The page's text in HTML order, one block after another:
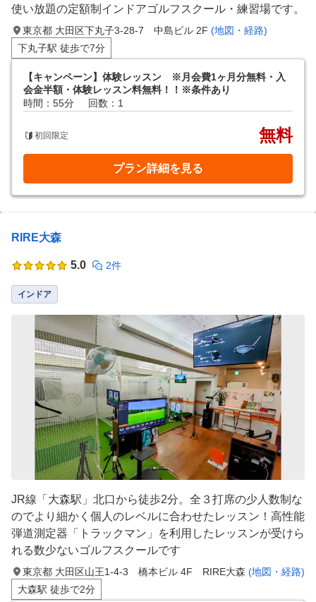
使い放題の定額制インドアゴルフスクール・練習場です。
東京都 大田区下丸子3-28-7 中島ビル 2F (地図・経路)
下丸子駅 徒歩で7分
【キャンペーン】体験レッスン ※月会費1ヶ月分無料・入
会金半額・体験レッスン料無料！！※条件あり
時間：55分
回数：1
初回限定 無料
プラン詳細を見る
RIRE大森
5.0 2件
インドア
JR線「大森駅」北口から徒歩2分。全３打席の少人数制な
のでより細かく個人のレベルに合わせたレッスン！高性能
弾道測定器「トラックマン」を利用したレッスンが受けら
れる数少ないゴルフスクールです
東京都 大田区山王1-4-3 橋本ビル 4F RIRE大森 (地図・経路)
大森駅 徒歩で2分